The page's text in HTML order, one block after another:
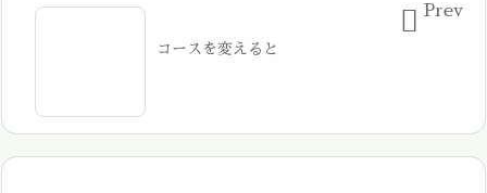
コースを変えると
 Prev